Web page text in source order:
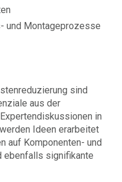
und Montageprozesse
sind
aus der
in
Ideen erarbeitet
auf Komponenten- und
ebenfalls signifikante